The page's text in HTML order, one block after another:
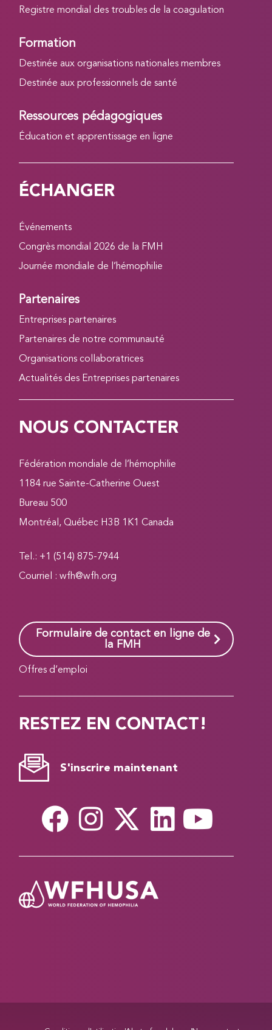
Registre mondial des troubles de la coagulation
Formation
Destinée aux organisations nationales membres
Destinée aux professionnels de santé
Ressources pédagogiques
Éducation et apprentissage en ligne
ÉCHANGER
Événements
Congrès mondial 2026 de la FMH
Journée mondiale de l’hémophilie
Partenaires
Entreprises partenaires
Partenaires de notre communauté
Organisations collaboratrices
Actualités des Entreprises partenaires
NOUS CONTACTER
Fédération mondiale de l’hémophilie
1184 rue Sainte-Catherine Ouest
Bureau 500
Montréal, Québec H3B 1K1 Canada
Tel.: +1 (514) 875-7944
Courriel :wfh@wfh.org
Formulaire de contact en ligne de
la FMH
Offres d’emploi
RESTEZ EN CONTACT!
S'inscrire maintenant